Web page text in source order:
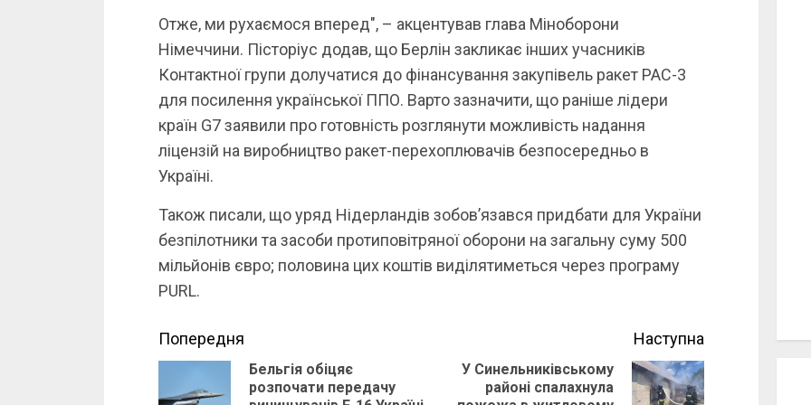
Отже, ми рухаємося вперед", – акцентував глава Міноборони
Німеччини. Пісторіус додав, що Берлін закликає інших учасників
Контактної групи долучатися до фінансування закупівель ракет PAC-3
для посилення української ППО. Варто зазначити, що раніше лідери
країн G7 заявили про готовність розглянути можливість надання
ліцензій на виробництво ракет-перехоплювачів безпосередньо в
Україні.
Також писали, що уряд Нідерландів зобов’язався придбати для України
безпілотники та засоби протиповітряної оборони на загальну суму 500
мільйонів євро; половина цих коштів виділятиметься через програму
PURL.
Continue
Reading
Попередня
Previous
Бельгія обіцяє
розпочати передачу
Наступна
У Синельниківському
районі спалахнула